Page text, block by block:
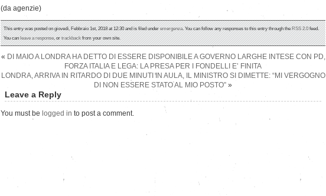
(da agenzie)
This entry was posted on giovedì, Febbraio 1st, 2018 at 12:30 and is filed underemergenza. You can follow any responses to this entry through theRSS 2.0feed.
You canleave a response, ortrackbackfrom your own site.
« DI MAIO A LONDRA HA DETTO DI ESSERE DISPONIBILE A GOVERNO LARGHE INTESE CON PD,
FORZA ITALIA E LEGA: LA PRESA PER I FONDELLI E’ FINITA
LONDRA, ARRIVA IN RITARDO DI DUE MINUTI IN AULA, IL MINISTRO SI DIMETTE: “MI VERGOGNO
DI NON ESSERE STATO AL MIO POSTO” »
Leave a Reply
You must be logged in to post a comment.